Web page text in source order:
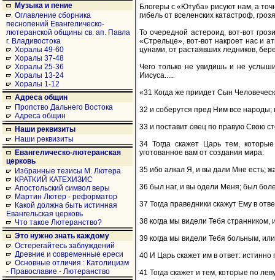
Музыка и пение
Оглавление сборника
песнопений Евангелическо-
лютеранской общины св. ап. Павла
г. Владивостока
Хоралы 49-60
Хоралы 37-48
Хоралы 25-36
Хоралы 13-24
Хоралы 1-12
Адреса общин
Пропство Дальнего Востока
Адреса общин
Наши реквизиты
Наши реквизиты
Евангелическо-лютеранская
церковь
Избранные тезисы М. Лютера
КРАТКИЙ КАТЕХИЗИС
Апостольский символ веры
Мартин Лютер - реформатор
Какой должна быть истинная
Евангельская церковь
Что такое Лютеранство?
Это нужно знать каждому
Остерегайтесь заблуждений
Древние и современные ереси
Основные отличия : Католицизм
- Православие - Лютеранство
Блогеры с «Ютуба» рисуют нам, а
гибель от вселенских катастроф,
То очередной астероид, вот-вот
«Стрельце», вот-вот накроет нас и
цунами, от растаявших ледников,
Чего только не увидишь и не
Иисуса.....
«31 Когда же приидет Сын
32 и соберутся пред Ним все народы;
33 и поставит овец по правую Свою
34 Тогда скажет Царь тем,
уготованное вам от создания мира:
35 ибо алкал Я, и вы дали Мне есть;
36 был наг, и вы одели Меня; был
37 Тогда праведники скажут Ему в
38 когда мы видели Тебя
39 когда мы видели Тебя больным,
40 И Царь скажет им в ответ:
41 Тогда скажет и тем, которые по